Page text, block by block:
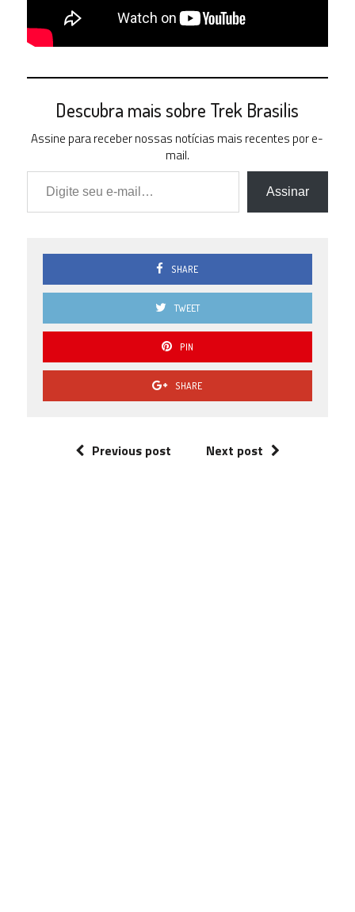
Descubra mais sobre Trek Brasilis
Assine para receber nossas notícias mais recentes por e-
mail.
Digite seu e-mail…
Assinar
SHARE
TWEET
PIN
SHARE
Previous post Next post